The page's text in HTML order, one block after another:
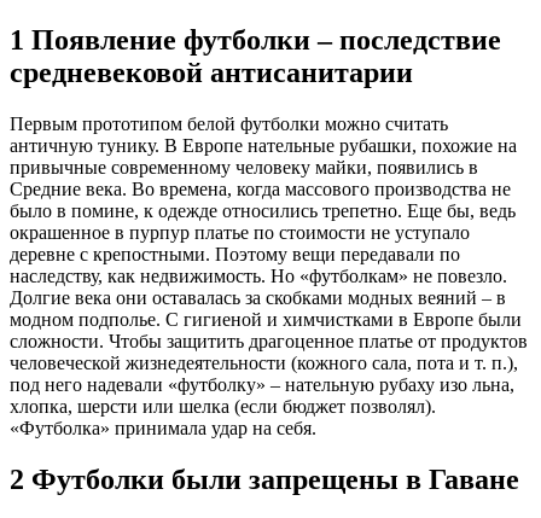
1 Появление футболки – последствие
средневековой антисанитарии
Первым прототипом белой футболки можно считать
античную тунику. В Европе нательные рубашки, похожие на
привычные современному человеку майки, появились в
Средние века. Во времена, когда массового производства не
было в помине, к одежде относились трепетно. Еще бы, ведь
окрашенное в пурпур платье по стоимости не уступало
деревне с крепостными. Поэтому вещи передавали по
наследству, как недвижимость. Но «футболкам» не повезло.
Долгие века они оставалась за скобками модных веяний – в
модном подполье. С гигиеной и химчистками в Европе были
сложности. Чтобы защитить драгоценное платье от продуктов
человеческой жизнедеятельности (кожного сала, пота и т. п.),
под него надевали «футболку» – нательную рубаху изо льна,
хлопка, шерсти или шелка (если бюджет позволял).
«Футболка» принимала удар на себя.
2 Футболки были запрещены в Гаване